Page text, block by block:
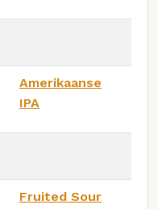
Amerikaanse
IPA
Fruited Sour